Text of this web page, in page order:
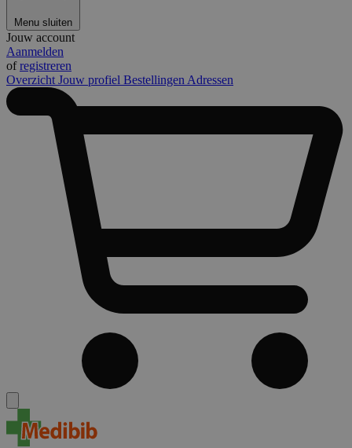
Menu sluiten
Jouw account
Aanmelden
ofregistreren
Overzicht Jouw profiel Bestellingen Adressen